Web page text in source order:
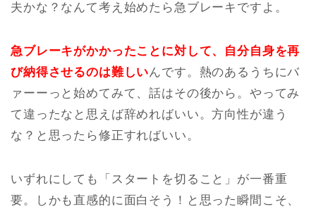
夫かな？なんて考え始めたら急ブレーキですよ。
急ブレーキがかかったことに対して、自分自身を再
び納得させるのは難しいんです。熱のあるうちにバ
ァーーっと始めてみて、話はその後から。やってみ
て違ったなと思えば辞めればいい。方向性が違う
な？と思ったら修正すればいい。
いずれにしても「スタートを切ること」が一番重
要。しかも直感的に面白そう！と思った瞬間こそ、